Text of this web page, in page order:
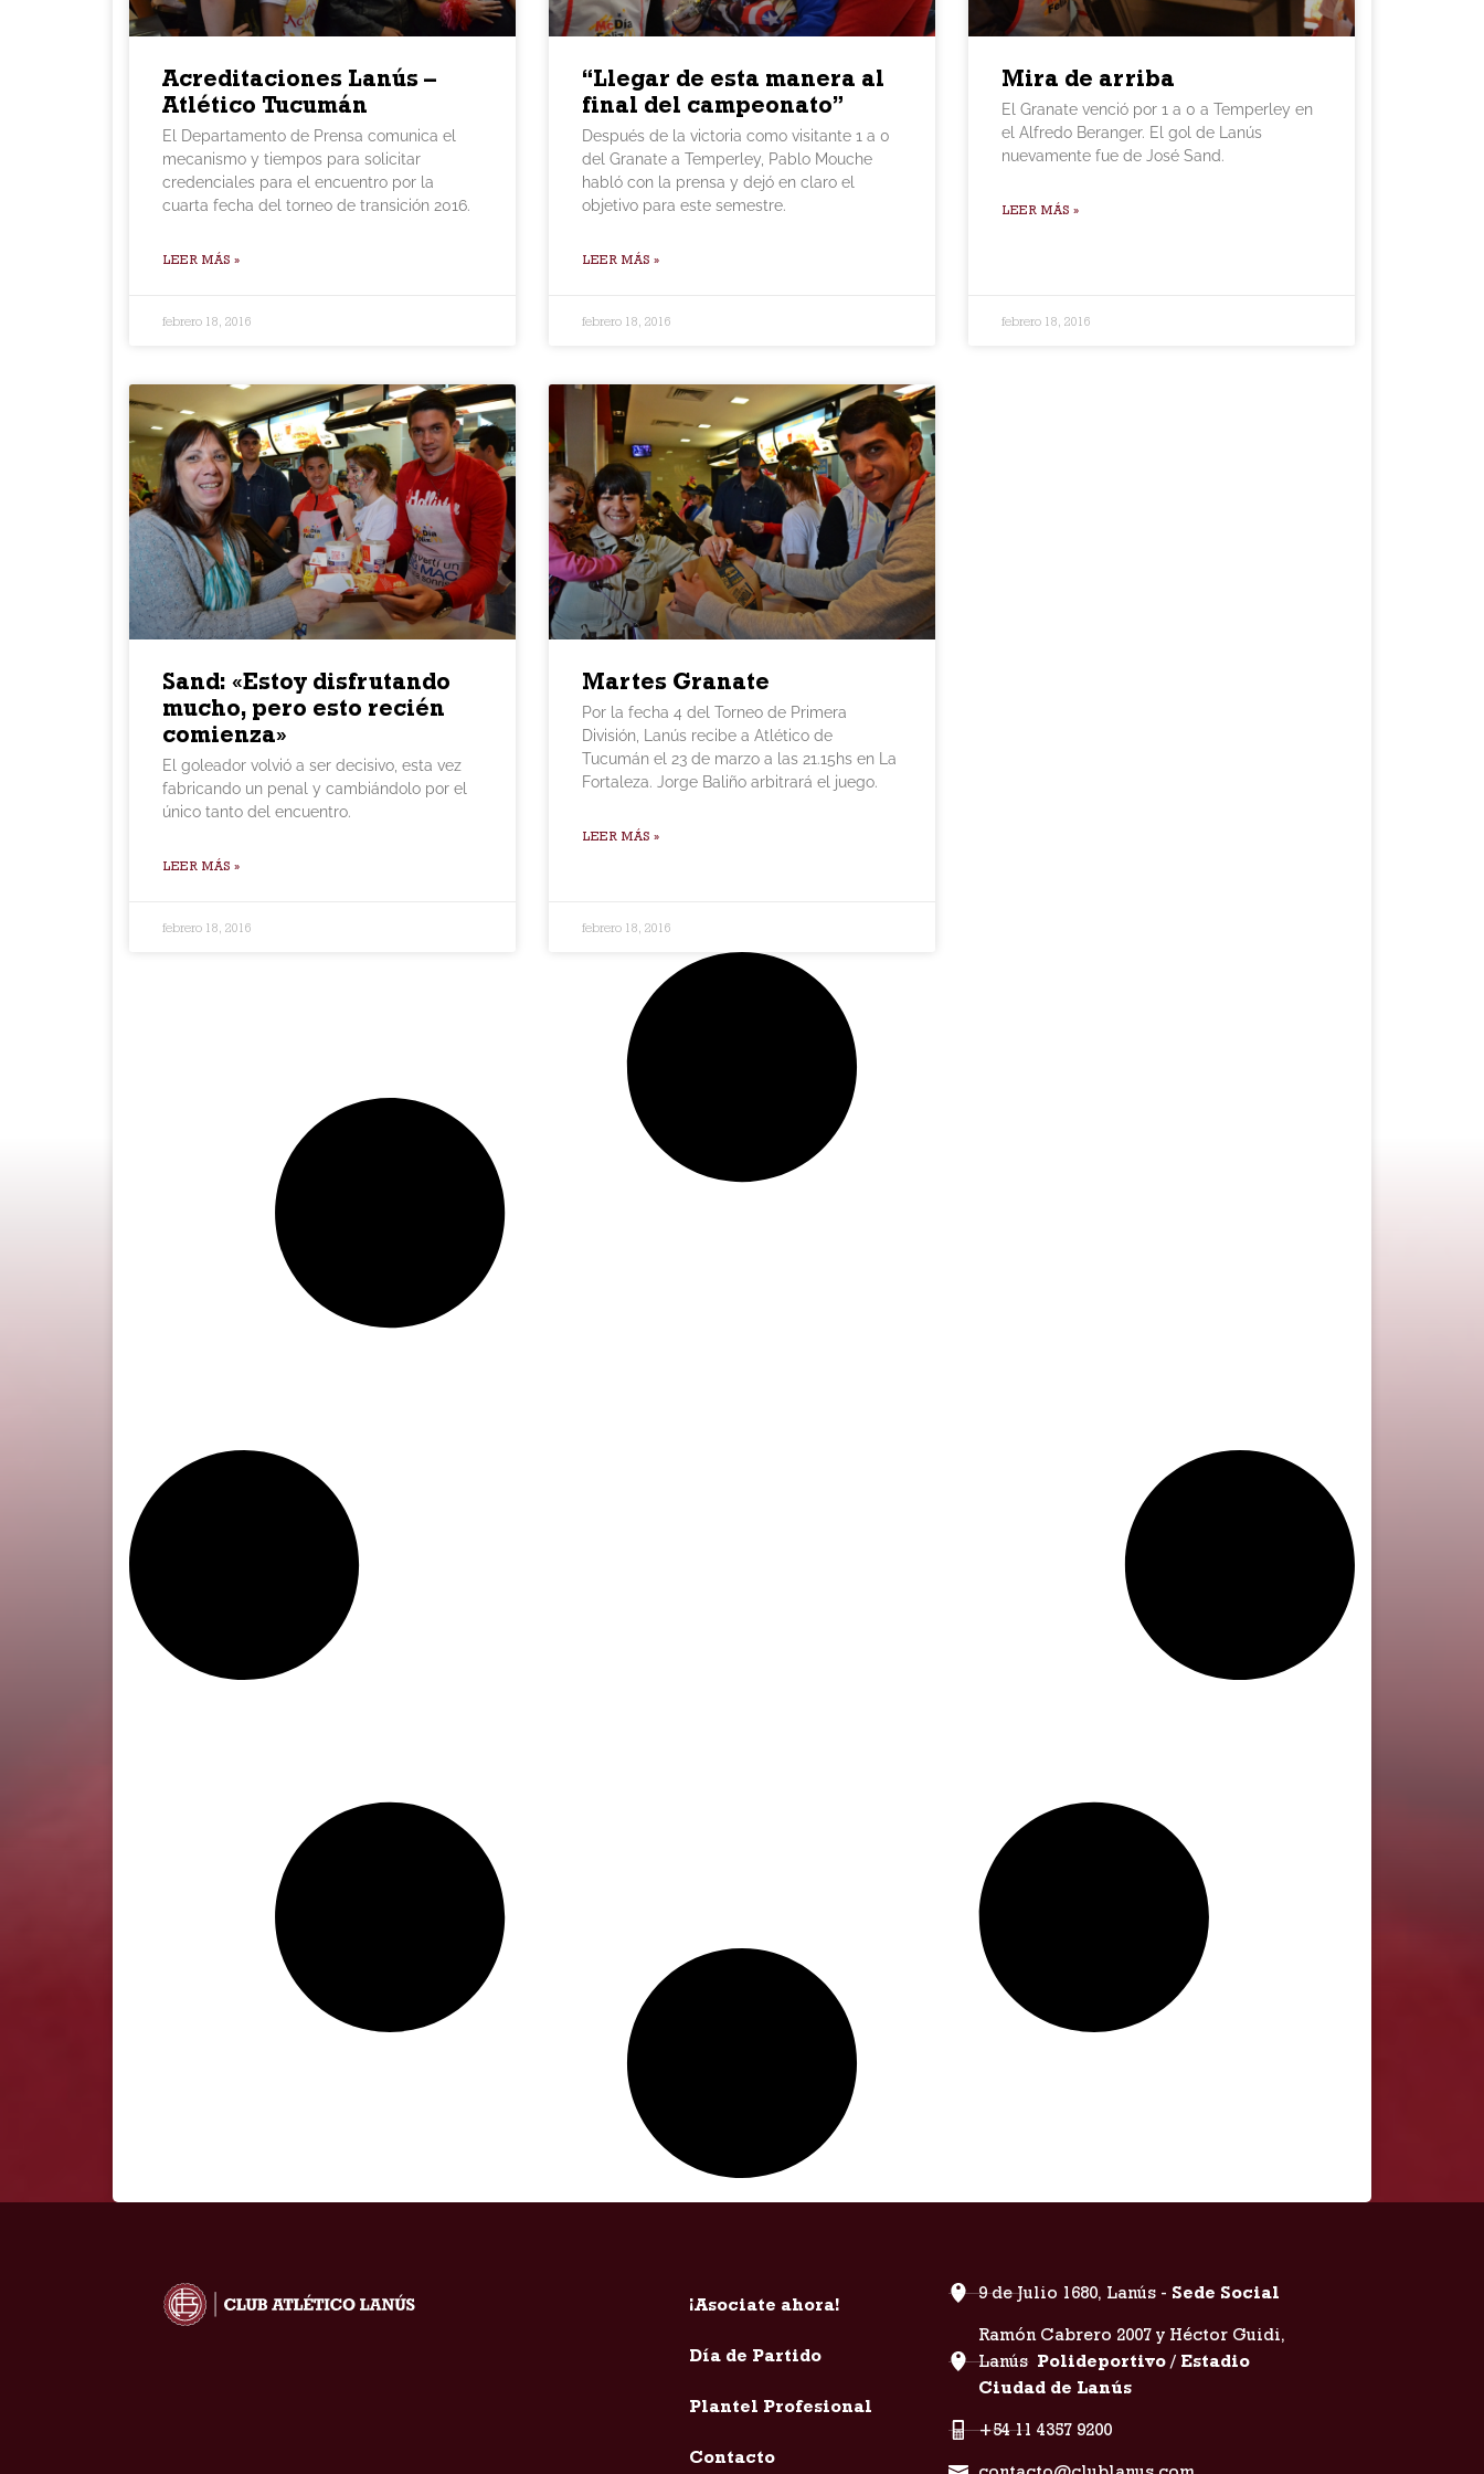
Acreditaciones Lanús –
Atlético Tucumán
El Departamento de Prensa comunica el
mecanismo y tiempos para solicitar
credenciales para el encuentro por la
cuarta fecha del torneo de transición 2016.
LEER MÁS »
febrero 18, 2016
“Llegar de esta manera al
final del campeonato”
Después de la victoria como visitante 1 a 0
del Granate a Temperley, Pablo Mouche
habló con la prensa y dejó en claro el
objetivo para este semestre.
LEER MÁS »
febrero 18, 2016
Mira de arriba
El Granate venció por 1 a 0 a Temperley en
el Alfredo Beranger. El gol de Lanús
nuevamente fue de José Sand.
LEER MÁS »
febrero 18, 2016
Sand: «Estoy disfrutando
mucho, pero esto recién
comienza»
El goleador volvió a ser decisivo, esta vez
fabricando un penal y cambiándolo por el
único tanto del encuentro.
LEER MÁS »
febrero 18, 2016
Martes Granate
Por la fecha 4 del Torneo de Primera
División, Lanús recibe a Atlético de
Tucumán el 23 de marzo a las 21.15hs en La
Fortaleza. Jorge Baliño arbitrará el juego.
LEER MÁS »
febrero 18, 2016
¡Asociate ahora!
Día de Partido
Plantel Profesional
Contacto
9 de Julio 1680, Lanús - Sede Social
Ramón Cabrero 2007 y Héctor Guidi,
Lanús Polideportivo / Estadio
Ciudad de Lanús
+54 11 4357 9200